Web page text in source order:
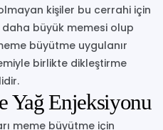
kişiler bu cerrahi için
büyük memesi olup
büyütme uygulanır
birlikte dikleştirme
Yağ Enjeksiyonu
meme büyütme için